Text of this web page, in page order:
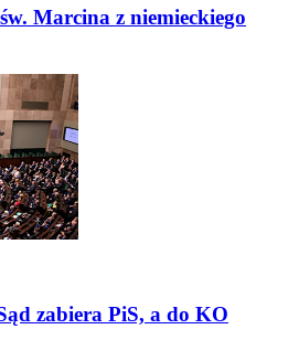
Marcina z niemieckiego
zabiera PiS, a do KO